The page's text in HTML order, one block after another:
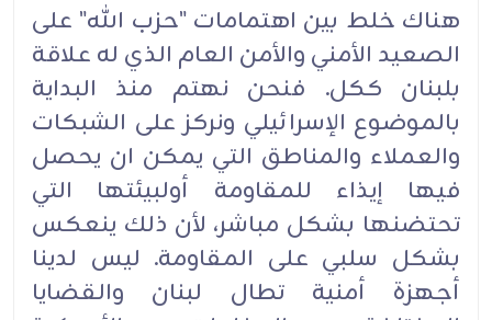
هناك خلط بين اهتمامات "حزب الله" على
الصعيد الأمني والأمن العام الذي له علاقة
بلبنان ككل. فنحن نهتم منذ البداية
بالموضوع الإسرائيلي ونركز على الشبكات
والعملاء والمناطق التي يمكن ان يحصل
فيها إيذاء للمقاومة أولبيئتها التي
تحتضنها بشكل مباشر، لأن ذلك ينعكس
بشكل سلبي على المقاومة. ليس لدينا
أجهزة أمنية تطال لبنان والقضايا